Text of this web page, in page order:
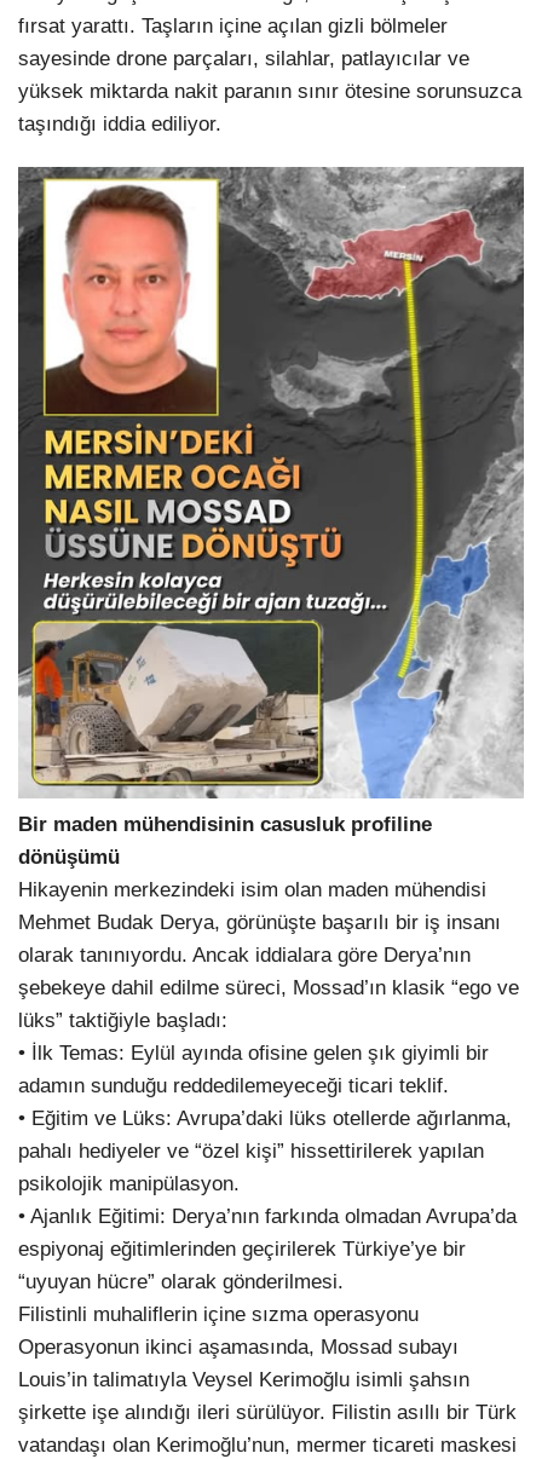
fırsat yarattı. Taşların içine açılan gizli bölmeler
sayesinde drone parçaları, silahlar, patlayıcılar ve
yüksek miktarda nakit paranın sınır ötesine sorunsuzca
taşındığı iddia ediliyor.
Bir maden mühendisinin casusluk profiline
dönüşümü
Hikayenin merkezindeki isim olan maden mühendisi
Mehmet Budak Derya, görünüşte başarılı bir iş insanı
olarak tanınıyordu. Ancak iddialara göre Derya’nın
şebekeye dahil edilme süreci, Mossad’ın klasik “ego ve
lüks” taktiğiyle başladı:
• İlk Temas: Eylül ayında ofisine gelen şık giyimli bir
adamın sunduğu reddedilemeyeceği ticari teklif.
• Eğitim ve Lüks: Avrupa’daki lüks otellerde ağırlanma,
pahalı hediyeler ve “özel kişi” hissettirilerek yapılan
psikolojik manipülasyon.
• Ajanlık Eğitimi: Derya’nın farkında olmadan Avrupa’da
espiyonaj eğitimlerinden geçirilerek Türkiye’ye bir
“uyuyan hücre” olarak gönderilmesi.
Filistinli muhaliflerin içine sızma operasyonu
Operasyonun ikinci aşamasında, Mossad subayı
Louis’in talimatıyla Veysel Kerimoğlu isimli şahsın
şirkette işe alındığı ileri sürülüyor. Filistin asıllı bir Türk
vatandaşı olan Kerimoğlu’nun, mermer ticareti maskesi